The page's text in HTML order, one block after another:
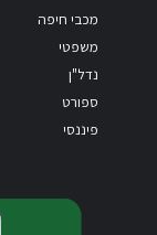
מכבי חיפה
משפטי
נדל"ן
ספורט
פיננסי